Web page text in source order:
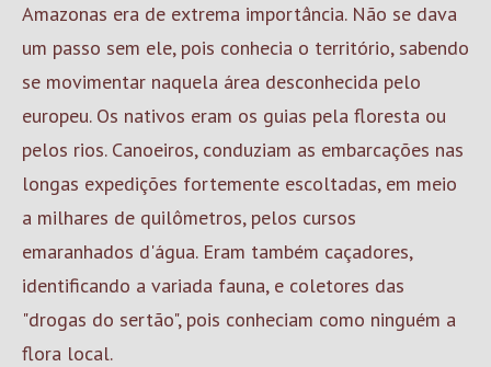
Amazonas era de extrema importância. Não se dava
um passo sem ele, pois conhecia o território, sabendo
se movimentar naquela área desconhecida pelo
europeu. Os nativos eram os guias pela floresta ou
pelos rios. Canoeiros, conduziam as embarcações nas
longas expedições fortemente escoltadas, em meio
a milhares de quilômetros, pelos cursos
emaranhados d'água. Eram também caçadores,
identificando a variada fauna, e coletores das
"drogas do sertão", pois conheciam como ninguém a
flora local.